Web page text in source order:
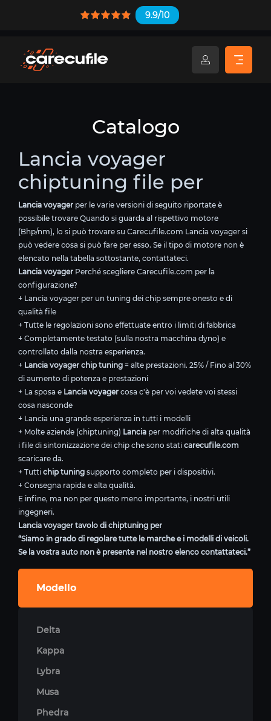
9.9/10
Catalogo
Lancia voyager
chiptuning file per
Lancia voyager per le varie versioni di seguito riportate è
possibile trovare Quando si guarda al rispettivo motore
(Bhp/nm), lo si può trovare su Carecufile.com Lancia voyager si
può vedere cosa si può fare per esso. Se il tipo di motore non è
elencato nella tabella sottostante, contattateci.
Lancia voyager Perché scegliere Carecufile.com per la
configurazione?
+ Lancia voyager per un tuning dei chip sempre onesto e di
qualità file
+ Tutte le regolazioni sono effettuate entro i limiti di fabbrica
+ Completamente testato (sulla nostra macchina dyno) e
controllato dalla nostra esperienza.
+ Lancia voyager chip tuning = alte prestazioni. 25% / Fino al 30%
di aumento di potenza e prestazioni
+ La sposa e Lancia voyager cosa c'è per voi vedete voi stessi
cosa nasconde
+ Lancia una grande esperienza in tutti i modelli
+ Molte aziende (chiptuning) Lancia per modifiche di alta qualità
i file di sintonizzazione dei chip che sono stati carecufile.com
scaricare da.
+ Tutti chip tuning supporto completo per i dispositivi.
+ Consegna rapida e alta qualità.
E infine, ma non per questo meno importante, i nostri utili
ingegneri.
Lancia voyager tavolo di chiptuning per
“Siamo in grado di regolare tutte le marche e i modelli di veicoli.
Se la vostra auto non è presente nel nostro elenco contattateci.”
Modello
Delta
Kappa
Lybra
Musa
Phedra